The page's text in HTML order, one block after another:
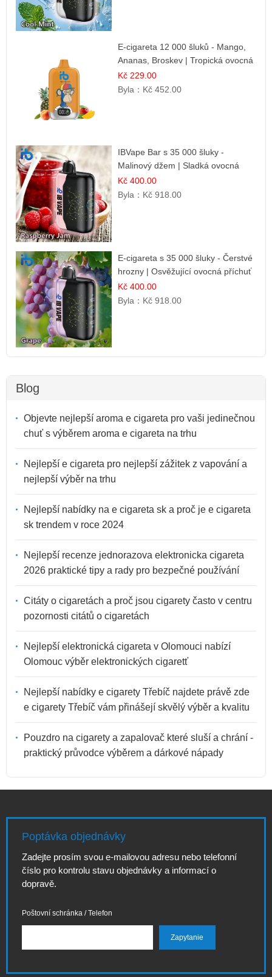
E-cigareta 12 000 šluků - Mango,
Ananas, Broskev | Tropická ovocná
směs
Kč 229.00
Byla： Kč 452.00
IBVape Bar s 35 000 šluky -
Malinový džem | Sladká ovocná
příchuť
Kč 400.00
Byla： Kč 918.00
E-cigareta s 35 000 šluky - Čerstvé
hrozny | Osvěžující ovocná příchuť
Kč 400.00
Byla： Kč 918.00
Blog
Objevte nejlepší aroma e cigareta pro vaši jedinečnou
chuť s výběrem aroma e cigareta na trhu
Nejlepší e cigareta pro nejlepší zážitek z vapování a
nejlepší výběr na trhu
Nejlepší nabídky na e cigareta sk a proč je e cigareta
sk trendem v roce 2024
Nejlepší recenze jednorazova elektronicka cigareta
2026 praktické tipy a rady pro bezpečné používání
Citáty o cigaretách a proč jsou cigarety často v centru
pozornosti citátů o cigaretách
Nejlepší elektronická cigareta v Olomouci nabízí
Olomouc výběr elektronických cigaretť
Nejlepší nabídky e cigarety Třebíč najdete právě zde
e cigarety Třebíč vám přinášejí skvělý výběr a kvalitu
Pouzdro na cigarety a zapalovač které sluší a chrání -
praktický průvodce výběrem a dárkové nápady
Poptávka objednávky
Zadejte prosím svou e-mailovou adresu nebo telefonní
číslo pro kontrolu stavu objednávky a informací o
dopravě.
Poštovní schránka / Telefon